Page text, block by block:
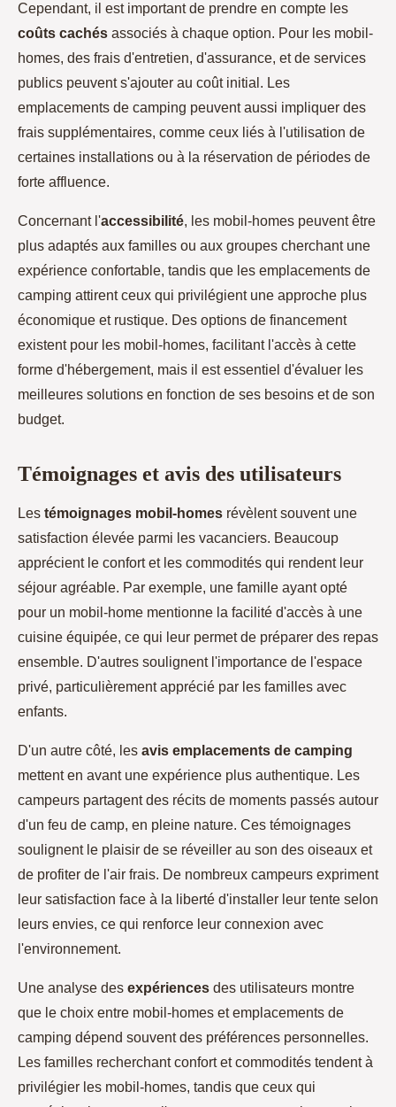
Cependant, il est important de prendre en compte les
coûts cachés associés à chaque option. Pour les mobil-
homes, des frais d'entretien, d'assurance, et de services
publics peuvent s'ajouter au coût initial. Les
emplacements de camping peuvent aussi impliquer des
frais supplémentaires, comme ceux liés à l'utilisation de
certaines installations ou à la réservation de périodes de
forte affluence.
Concernant l'accessibilité, les mobil-homes peuvent être
plus adaptés aux familles ou aux groupes cherchant une
expérience confortable, tandis que les emplacements de
camping attirent ceux qui privilégient une approche plus
économique et rustique. Des options de financement
existent pour les mobil-homes, facilitant l'accès à cette
forme d'hébergement, mais il est essentiel d'évaluer les
meilleures solutions en fonction de ses besoins et de son
budget.
Témoignages et avis des utilisateurs
Les témoignages mobil-homes révèlent souvent une
satisfaction élevée parmi les vacanciers. Beaucoup
apprécient le confort et les commodités qui rendent leur
séjour agréable. Par exemple, une famille ayant opté
pour un mobil-home mentionne la facilité d'accès à une
cuisine équipée, ce qui leur permet de préparer des repas
ensemble. D'autres soulignent l'importance de l'espace
privé, particulièrement apprécié par les familles avec
enfants.
D'un autre côté, les avis emplacements de camping
mettent en avant une expérience plus authentique. Les
campeurs partagent des récits de moments passés autour
d'un feu de camp, en pleine nature. Ces témoignages
soulignent le plaisir de se réveiller au son des oiseaux et
de profiter de l'air frais. De nombreux campeurs expriment
leur satisfaction face à la liberté d'installer leur tente selon
leurs envies, ce qui renforce leur connexion avec
l'environnement.
Une analyse des expériences des utilisateurs montre
que le choix entre mobil-homes et emplacements de
camping dépend souvent des préférences personnelles.
Les familles recherchant confort et commodités tendent à
privilégier les mobil-homes, tandis que ceux qui